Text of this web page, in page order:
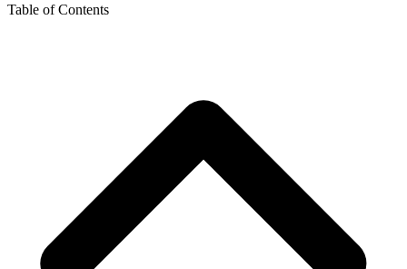
Table of Contents